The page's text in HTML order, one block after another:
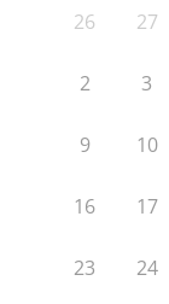
26 27
2 3
9 10
16 17
23 24